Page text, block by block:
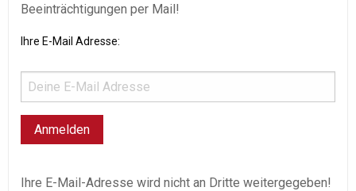
Beeinträchtigungen per Mail!
Ihre E-Mail Adresse:
Ihre E-Mail-Adresse wird nicht an Dritte weitergegeben!